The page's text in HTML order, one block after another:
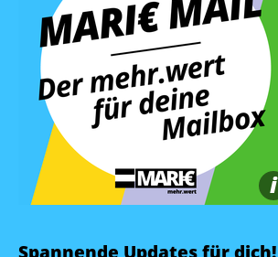
i
Spannende Updates für dich!